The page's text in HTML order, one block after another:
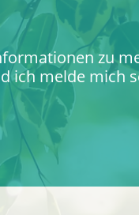
zu
ich melde mich